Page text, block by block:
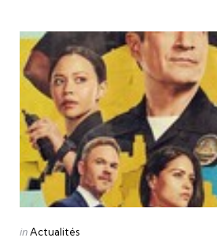
Categories
Posted
inActualités